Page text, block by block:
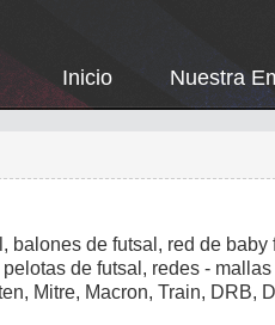
Inicio Nuestra
balones de futsal, red de
de futsal, redes -
Mitre, Macron, Train, DRB,